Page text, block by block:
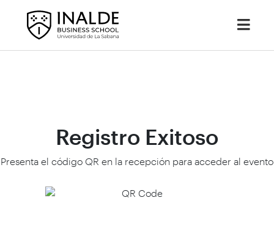
Registro Exitoso
Presenta el código QR en la recepción para acceder al evento